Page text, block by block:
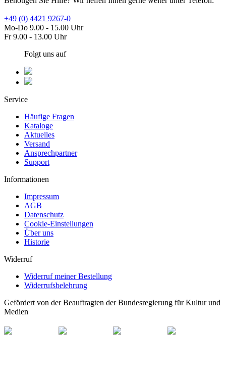
+49 (0) 4421 9267-0
Mo-Do 9.00 - 15.00 Uhr
Fr 9.00 - 13.00 Uhr
Folgt uns auf
Service
Häufige Fragen
Kataloge
Aktuelles
Versand
Ansprechpartner
Support
Informationen
Impressum
AGB
Datenschutz
Cookie-Einstellungen
Über uns
Historie
Widerruf
Widerruf meiner Bestellung
Widerrufsbelehrung
Gefördert von der Beauftragten der Bundesregierung für Kultur und
Medien